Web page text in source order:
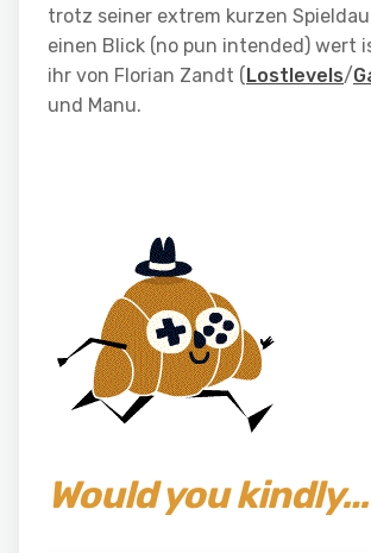
trotz seiner extrem kurzen
einen Blick (no pun intended) wert
ihr von Florian Zandt (Lostlevels/
und Manu.
Would you kindly…